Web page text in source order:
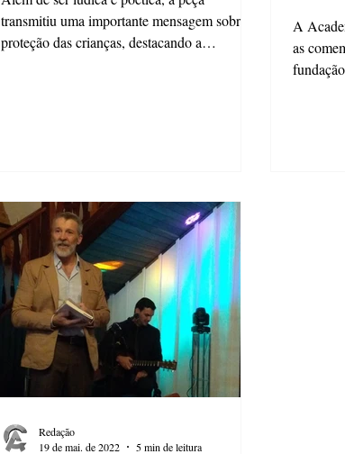
transmitiu uma importante mensagem sobre a
proteção das crianças, destacando a
A
as
Redação
19 de mai. de 2022
5 min de leitura